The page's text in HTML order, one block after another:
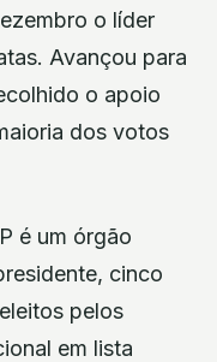
o líder
Avançou para
o apoio
dos votos
é um órgão
cinco
pelos
em lista